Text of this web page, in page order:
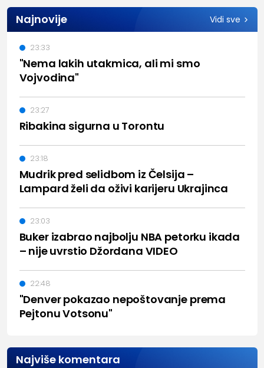
Najnovije Vidi sve
"Nema lakih utakmica, ali mi smo
Vojvodina"
23:33
Ribakina sigurna u Torontu
23:27
Mudrik pred selidbom iz Čelsija –
Lampard želi da oživi karijeru Ukrajinca
23:18
Buker izabrao najbolju NBA petorku ikada
– nije uvrstio Džordana VIDEO
23:03
"Denver pokazao nepoštovanje prema
Pejtonu Votsonu"
22:48
Najviše komentara